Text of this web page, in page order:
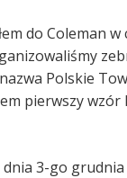
do Coleman
Polskie
pierwszy
3-go grudnia